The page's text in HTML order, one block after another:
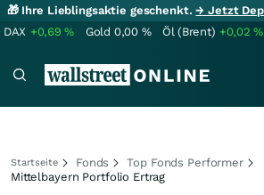
🎁 Ihre Lieblingsaktie geschenkt.→ Jetzt
DAX +0,69% Gold 0,00 % Öl (Brent) +0,02%
Startseite Fonds
Top Fonds Performer
Mittelbayern Portfolio Ertrag